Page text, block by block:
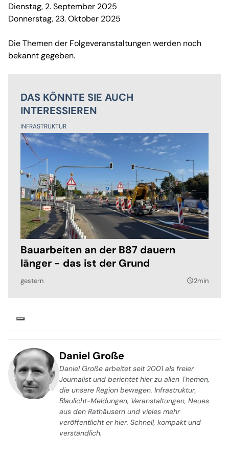
Dienstag, 2. September 2025
Donnerstag, 23. Oktober 2025
Die Themen der Folgeveranstaltungen werden noch
bekannt gegeben.
DAS KÖNNTE SIE AUCH
INTERESSIEREN
INFRASTRUKTUR
Bauarbeiten an der B87 dauern
länger - das ist der Grund
gestern query_builder2min
Daniel Große
Daniel Große arbeitet seit 2001 als freier
Journalist und berichtet hier zu allen Themen,
die unsere Region bewegen. Infrastruktur,
Blaulicht-Meldungen, Veranstaltungen, Neues
aus den Rathäusern und vieles mehr
veröffentlicht er hier. Schnell, kompakt und
verständlich.